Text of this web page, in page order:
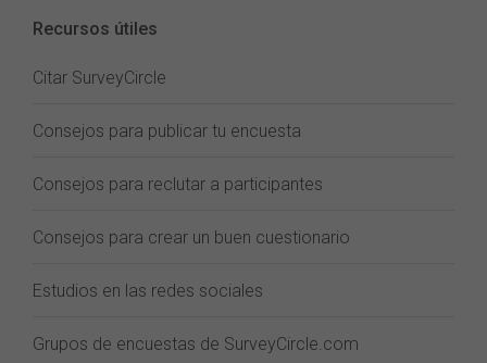
Recursos útiles
Citar SurveyCircle
Consejos para publicar tu encuesta
Consejos para reclutar a participantes
Consejos para crear un buen cuestionario
Estudios en las redes sociales
Grupos de encuestas de SurveyCircle.com